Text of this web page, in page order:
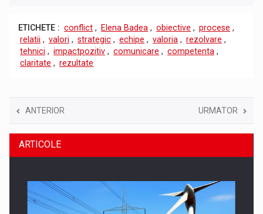
ETICHETE : conflict , Elena Badea , obiective , procese ,
relatii , valori , strategic , echipe , valoria , rezolvare ,
tehnici , impactpozitiv , comunicare , competenta ,
claritate , rezultate
ANTERIOR URMATOR
ARTICOLE